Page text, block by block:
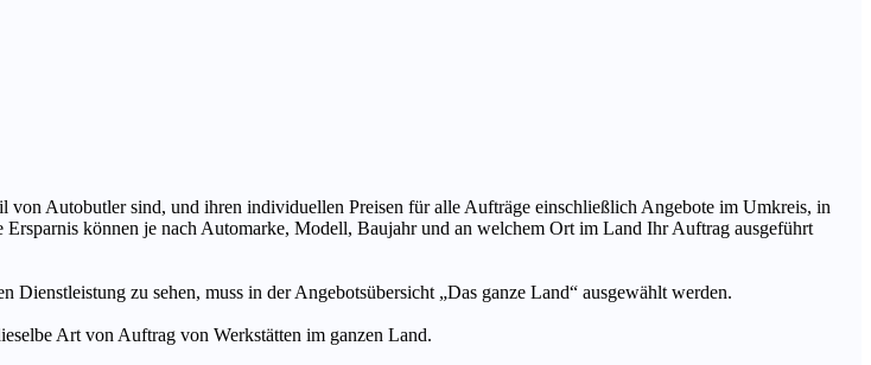
von Autobutler sind, und ihren individuellen Preisen für alle Aufträge einschließlich Angebote im Umkreis, in
können je nach Automarke, Modell, Baujahr und an welchem Ort im Land Ihr Auftrag ausgeführt
zu sehen, muss in der Angebotsübersicht „Das ganze Land“ ausgewählt werden.
Art von Auftrag von Werkstätten im ganzen Land.